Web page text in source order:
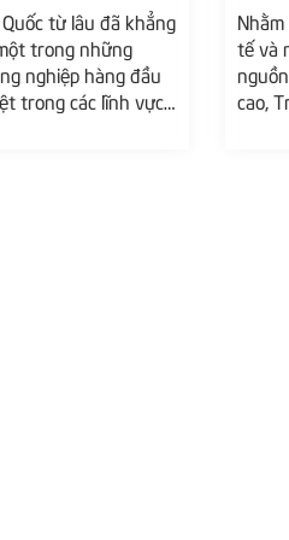
HÀN QUỐC
Quốc từ lâu đã khẳng
trong những
nghiệp hàng đầu
trong các lĩnh vực
HỘI
tế và
cao,